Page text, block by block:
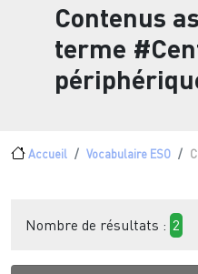
Contenus
terme
Fil d'Ariane
Accueil Vocabulaire ESO
Nombre de résultats : 2